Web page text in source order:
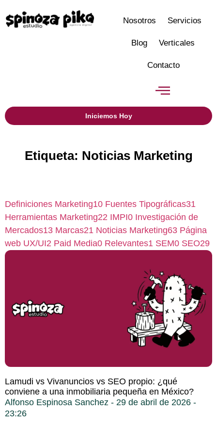
Nosotros Servicios
Blog Verticales
Contacto
Iniciemos Hoy
Etiqueta: Noticias Marketing
Definiciones Marketing10 Fuentes Tipográficas31
Herramientas Marketing22 IMPI0 Investigación de
Mercados13 Marcas21 Noticias Marketing63 Página
web UX/UI2 Paid Media0 Relevantes1 SEM0 SEO29
Lamudi vs Vivanuncios vs SEO propio: ¿qué
conviene a una inmobiliaria pequeña en México?
Alfonso Espinosa Sanchez
29 de abril de 2026
23:26